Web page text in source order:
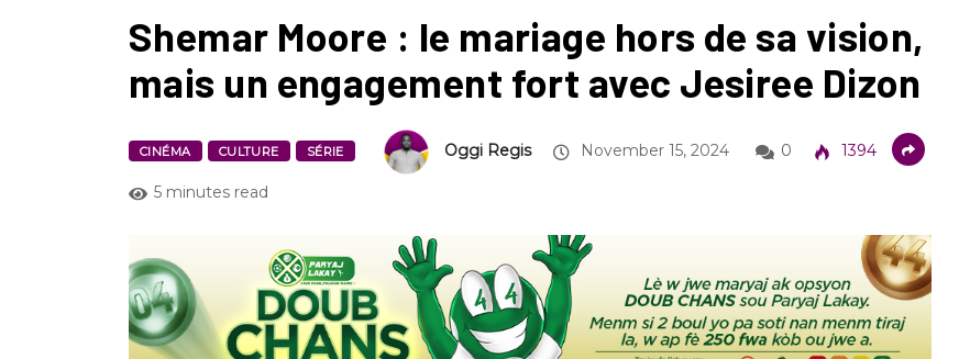
Shemar Moore : le mariage hors de sa vision,
mais un engagement fort avec Jesiree Dizon
CINÉMA CULTURE SÉRIE Oggi Regis November 15, 2024 0 1394
5 minutes read